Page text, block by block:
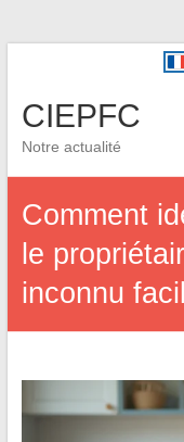
CIEPFC
Notre actualité
Comment
le
inconnu